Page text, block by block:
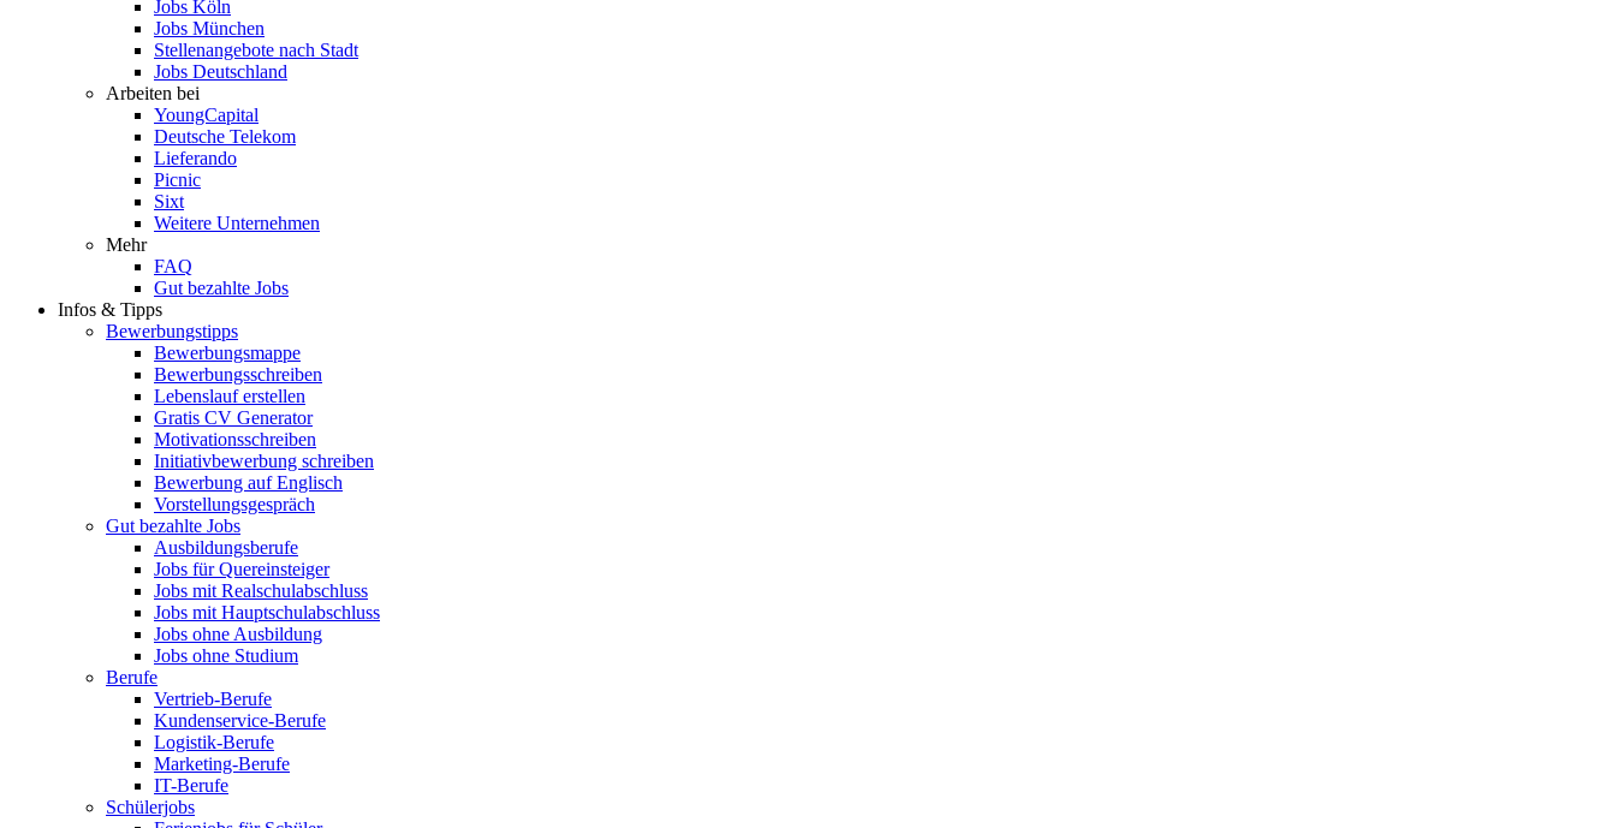
Jobs Köln
Jobs München
Stellenangebote nach Stadt
Jobs Deutschland
Arbeiten bei
YoungCapital
Deutsche Telekom
Lieferando
Picnic
Sixt
Weitere Unternehmen
Mehr
FAQ
Gut bezahlte Jobs
Infos & Tipps
Bewerbungstipps
Bewerbungsmappe
Bewerbungsschreiben
Lebenslauf erstellen
Gratis CV Generator
Motivationsschreiben
Initiativbewerbung schreiben
Bewerbung auf Englisch
Vorstellungsgespräch
Gut bezahlte Jobs
Ausbildungsberufe
Jobs für Quereinsteiger
Jobs mit Realschulabschluss
Jobs mit Hauptschulabschluss
Jobs ohne Ausbildung
Jobs ohne Studium
Berufe
Vertrieb-Berufe
Kundenservice-Berufe
Logistik-Berufe
Marketing-Berufe
IT-Berufe
Schülerjobs